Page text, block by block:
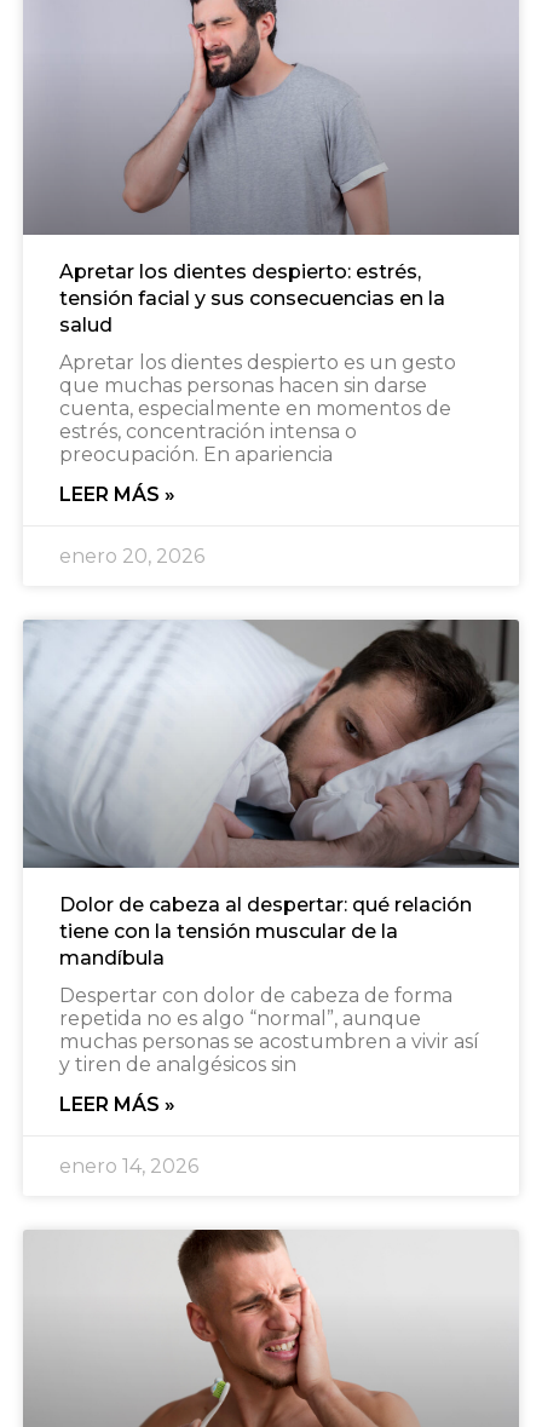
Apretar los dientes despierto: estrés,
tensión facial y sus consecuencias en la
salud
Apretar los dientes despierto es un gesto
que muchas personas hacen sin darse
cuenta, especialmente en momentos de
estrés, concentración intensa o
preocupación. En apariencia
LEER MÁS »
enero 20, 2026
Dolor de cabeza al despertar: qué relación
tiene con la tensión muscular de la
mandíbula
Despertar con dolor de cabeza de forma
repetida no es algo “normal”, aunque
muchas personas se acostumbren a vivir así
y tiren de analgésicos sin
LEER MÁS »
enero 14, 2026